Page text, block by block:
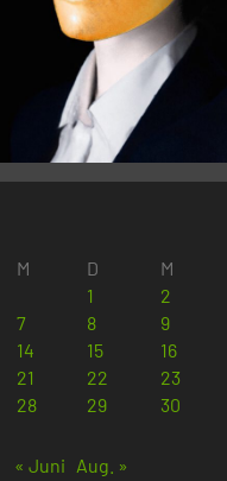
M
D M
1
2
7
8 9
14
15 16
21
22 23
28
29 30
« Juni Aug. »